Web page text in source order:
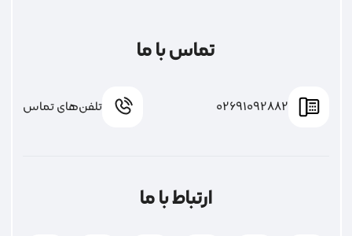
تماس با ما
02691092882 تلفن‌های تماس
ارتباط با ما